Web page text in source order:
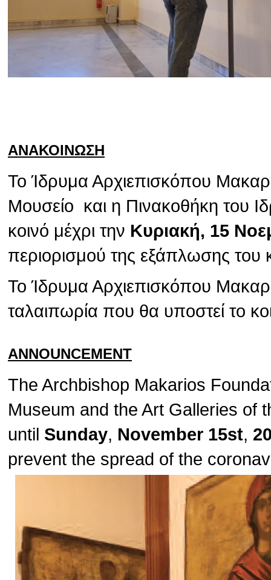
ΑΝΑΚΟΙΝΩΣΗ
Το Ίδρυμα Αρχιεπισκόπου
Μουσείο και η Πινακοθήκη του
κοινό μέχρι την Κυριακή, 15
περιορισμού της εξάπλωσης του
Το Ίδρυμα Αρχιεπισκόπου
ταλαιπωρία που θα υποστεί το
ANNOUNCEMENT
The Archbishop Makarios
Museum and the Art Galleries of
until Sunday, November 15st,
prevent the spread of the